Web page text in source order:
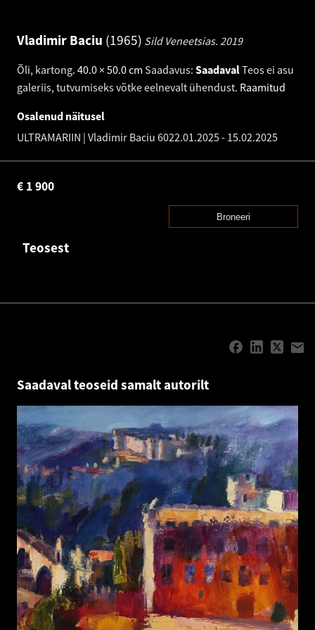
Vladimir Baciu 1965 Sild Veneetsias. 2019
Õli, kartong. 40.0 × 50.0 cm Saadavus: SaadavalTeos ei asu
galeriis, tutvumiseks võtke eelnevalt ühendust. Raamitud
Osalenud näitusel
ULTRAMARIIN | Vladimir Baciu 6022.01.2025- 15.02.2025
1 900
€
Broneeri
Teosest
Saadaval teoseid samalt autorilt